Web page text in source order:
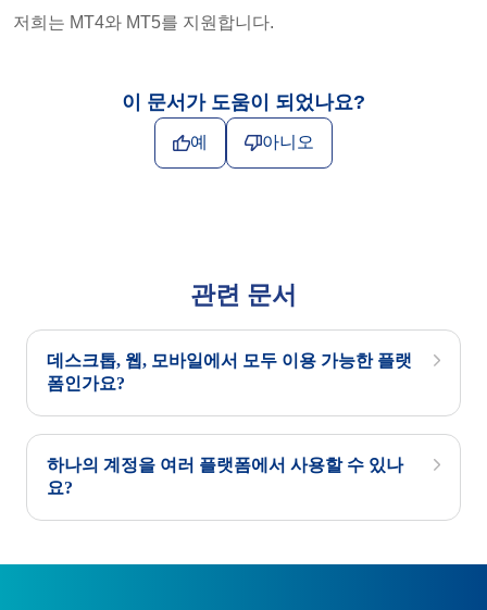
저희는 MT4와 MT5를 지원합니다.
이 문서가 도움이 되었나요?
예 아니오
관련 문서
데스크톱, 웹, 모바일에서 모두 이용 가능한 플랫
폼인가요?
하나의 계정을 여러 플랫폼에서 사용할 수 있나
요?